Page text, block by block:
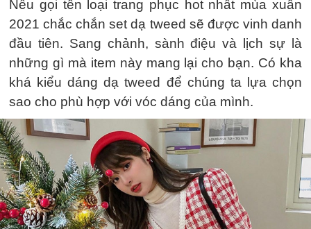
Nếu gọi tên loại trang phục hot nhất mùa xuân
2021 chắc chắn set dạ tweed sẽ được vinh danh
đầu tiên. Sang chảnh, sành điệu và lịch sự là
những gì mà item này mang lại cho bạn. Có kha
khá kiểu dáng dạ tweed để chúng ta lựa chọn
sao cho phù hợp với vóc dáng của mình.